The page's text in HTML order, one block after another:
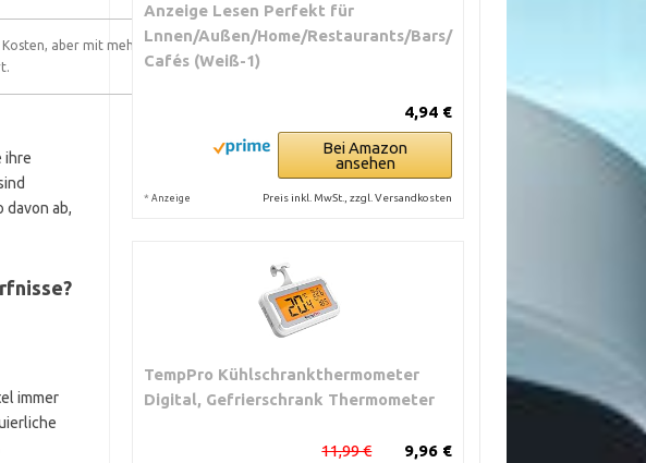
aber mit mehr Funktionen und
ihre
ab,
immer
Anzeige Lesen Perfekt für
Lnnen/Außen/Home/Restaurants/Bars/
Cafés (Weiß-1)
4,94 €
Bei Amazon
ansehen
* Anzeige Preis inkl. MwSt., zzgl. Versandkosten
TempPro Kühlschrankthermometer
Digital, Gefrierschrank Thermometer
9,96 €
11,99 €